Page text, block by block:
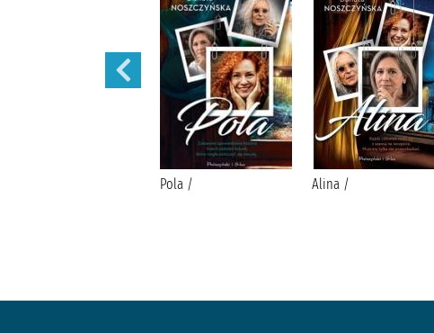
Pola / Alina /